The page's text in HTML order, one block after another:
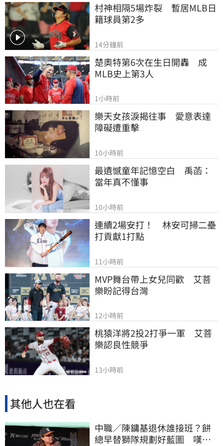
村神相隔5場炸裂　暫居MLB日
籍球員第2多
14分鐘前
楚奧特第6次在生日開轟　成
MLB史上第3人
1小時前
樂天女孩淚揭往事　愛意表達
障礙遭重擊
10小時前
最遺憾童年記憶空白　禹菡：
當年真不懂事
10小時前
連續2場安打！　林安可掃二壘
打貢獻1打點
11小時前
MVP舞台帶上女兒同歡　艾菩
樂盼記得台灣
12小時前
桃猿洋將2投2打爭一軍　艾菩
樂認良性競爭
13小時前
其他人也在看
中職／陳鏞基退休誰接班？餅
總早替獅隊規劃好藍圖 嘆新